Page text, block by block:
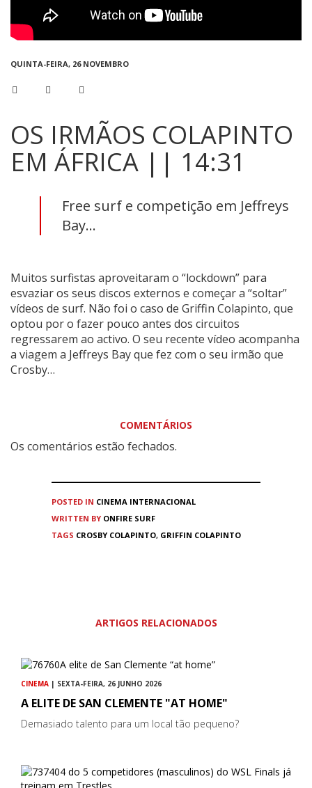
QUINTA-FEIRA, 26 NOVEMBRO
OS IRMÃOS COLAPINTO
EM ÁFRICA || 14:31
Free surf e competição em Jeffreys
Bay...
Muitos surfistas aproveitaram o “lockdown” para
esvaziar os seus discos externos e começar a “soltar”
vídeos de surf. Não foi o caso de Griffin Colapinto, que
optou por o fazer pouco antes dos circuitos
regressarem ao activo. O seu recente vídeo acompanha
a viagem a Jeffreys Bay que fez com o seu irmão que
Crosby…
COMENTÁRIOS
Os comentários estão fechados.
POSTED IN CINEMA INTERNACIONAL
WRITTEN BY ONFIRE SURF
TAGS CROSBY COLAPINTO, GRIFFIN COLAPINTO
ARTIGOS RELACIONADOS
CINEMA | SEXTA-FEIRA, 26 JUNHO 2026
A ELITE DE SAN CLEMENTE "AT HOME"
Demasiado talento para um local tão pequeno?